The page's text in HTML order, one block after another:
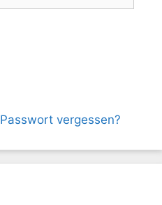
Passwort vergessen?